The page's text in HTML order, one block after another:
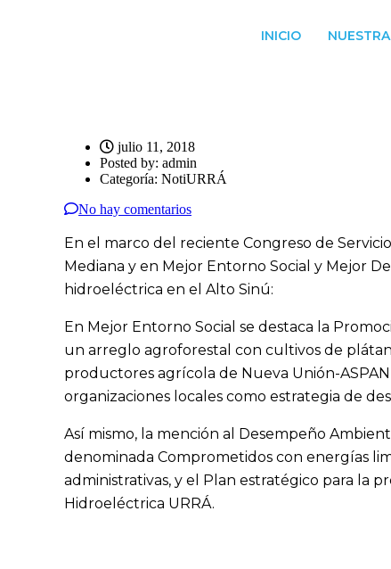
INICIO
julio 11, 2018
Posted by: admin
Categoría: NotiURRÁ
No hay comentarios
En el marco del reciente Congreso de
Mediana y en Mejor Entorno Social y Mejor
hidroeléctrica en el Alto Sinú:
En Mejor Entorno Social se destaca la
un arreglo agroforestal con cultivos de
productores agrícola de Nueva Unión-
organizaciones locales como estrategia de
Así mismo, la mención al Desempeño
denominada Comprometidos con energías
administrativas, y el Plan estratégico para la
Hidroeléctrica URRÁ.